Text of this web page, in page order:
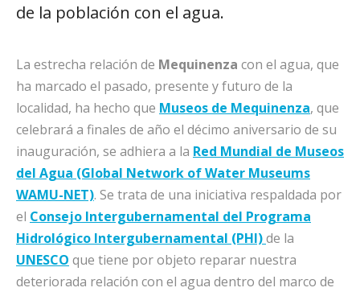
de la población con el agua.
La estrecha relación de Mequinenza con el agua, que
ha marcado el pasado, presente y futuro de la
localidad, ha hecho que Museos de Mequinenza, que
celebrará a finales de año el décimo aniversario de su
inauguración, se adhiera a la Red Mundial de Museos
del Agua (Global Network of Water Museums
WAMU-NET). Se trata de una iniciativa respaldada por
el Consejo Intergubernamental del Programa
Hidrológico Intergubernamental (PHI)de la
UNESCO que tiene por objeto reparar nuestra
deteriorada relación con el agua dentro del marco de